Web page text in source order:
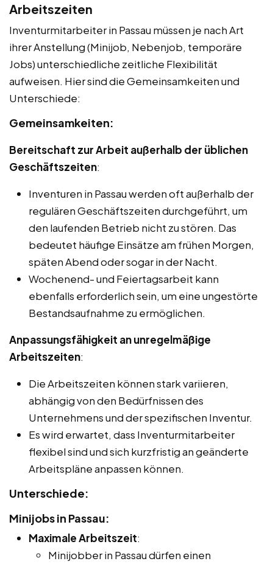
Arbeitszeiten
Inventurmitarbeiter in Passau müssen je nach Art
ihrer Anstellung (Minijob, Nebenjob, temporäre
Jobs) unterschiedliche zeitliche Flexibilität
aufweisen. Hier sind die Gemeinsamkeiten und
Unterschiede:
Gemeinsamkeiten:
Bereitschaft zur Arbeit außerhalb der üblichen
Geschäftszeiten:
Inventuren in Passau werden oft außerhalb der
regulären Geschäftszeiten durchgeführt, um
den laufenden Betrieb nicht zu stören. Das
bedeutet häufige Einsätze am frühen Morgen,
späten Abend oder sogar in der Nacht.
Wochenend- und Feiertagsarbeit kann
ebenfalls erforderlich sein, um eine ungestörte
Bestandsaufnahme zu ermöglichen.
Anpassungsfähigkeit an unregelmäßige
Arbeitszeiten:
Die Arbeitszeiten können stark variieren,
abhängig von den Bedürfnissen des
Unternehmens und der spezifischen Inventur.
Es wird erwartet, dass Inventurmitarbeiter
flexibel sind und sich kurzfristig an geänderte
Arbeitspläne anpassen können.
Unterschiede:
Minijobs in Passau:
Maximale Arbeitszeit:
Minijobber in Passau dürfen einen